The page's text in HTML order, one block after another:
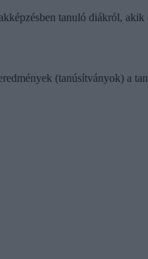
tanuló diákról, akik
(tanúsítványok) a